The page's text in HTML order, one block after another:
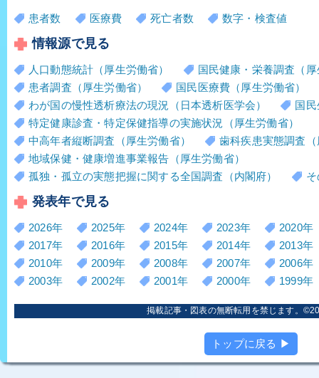
患者数 医療費 死亡者数 数字・検査値
情報源で見る
人口動態統計（厚生労働省）
国民健康・栄養調査（
患者調査（厚生労働省）
国民医療費（厚生労働省）
わが国の慢性透析療法の現況（日本透析医学会）
国
特定健康診査・特定保健指導の実施状況（厚生労働省）
中高年者縦断調査（厚生労働省）
歯科疾患実態調査
地域保健・健康増進事業報告（厚生労働省）
孤独・孤立の実態把握に関する全国調査（内閣府）
発表年で見る
2026年 2025年 2024年 2023年
2020年
2017年
2016年 2015年 2014年
2013年
2010年
2009年 2008年 2007年
2006年
2003年
2002年 2001年 2000年 1999年
掲載記事・図表の無断転用を禁じます。
トップに戻る ▶